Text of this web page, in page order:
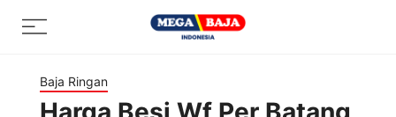
Menu
Baja Ringan